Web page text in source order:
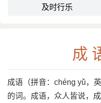
及时行乐
成
成语（拼音：chéng yǔ，
的词。成语，众人皆说，